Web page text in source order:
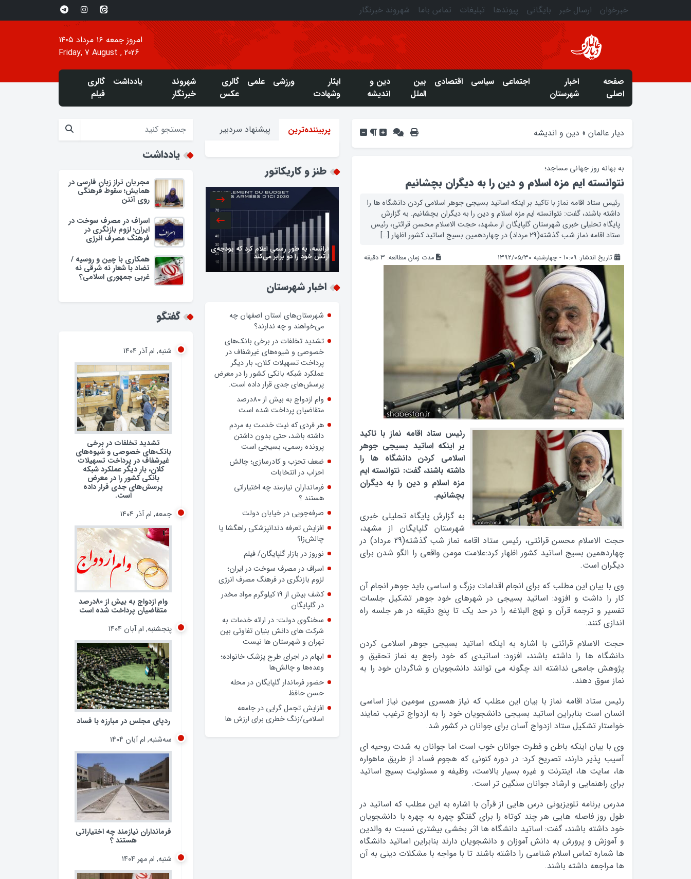
خبرخوان ارسال خبر بایگانی پیوندها تبلیغات تماس باما شهروند خبرنگار
امروز جمعه ۱۶ مرداد ۱۴۰۵
Friday, 7 August , 2026
صفحه
اصلی
اخبار
شهرستان
اجتماعی سیاسی اقتصادی
بین
الملل
دین و
اندیشه
ایثار
وشهادت
ورزشی علمی
گالری
عکس
شهروند
خبرنگار
یادداشت
گالری
فیلم
دیار عالمان » دین و اندیشه
به بهانه روز جهانی مساجد؛
نتوانسته ایم مزه اسلام و دین را به دیگران بچشانیم
رئیس ستاد اقامه نماز با تاکید بر اینکه اساتید بسیجی جوهر اسلامی کردن دانشگاه ها را
داشته باشند، گفت: نتوانسته ایم مزه اسلام و دین را به دیگران بچشانیم. به گزارش
پایگاه تحلیلی خبری شهرستان گلپایگان از مشهد، حجت الاسلام محسن قرائتی، رئیس
ستاد اقامه نماز شب گذشته(29 مرداد) در چهاردهمین بسیج اساتید کشور اظهار […]
تاریخ انتشار: ۱۰:۰۹ - چهارشنبه ۱۳۹۲/۰۵/۳۰ مدت زمان مطالعه: 3 دقیقه
رئیس ستاد اقامه نماز با تاکید
بر اینکه اساتید بسیجی جوهر
اسلامی کردن دانشگاه ها را
داشته باشند، گفت: نتوانسته ایم
مزه اسلام و دین را به دیگران
بچشانیم.
به گزارش پایگاه تحلیلی خبری
شهرستان گلپایگان از مشهد،
حجت الاسلام محسن قرائتی، رئیس ستاد اقامه نماز شب گذشته(29 مرداد) در
چهاردهمین بسیج اساتید کشور اظهار کرد:علامت مومن واقعی را الگو شدن برای
دیگران است.
وی با بیان این مطلب که برای انجام اقدامات بزرگ و اساسی باید جوهر انجام آن
کار را داشت و افزود: اساتید بسیجی در شهرهای خود جوهر تشکیل جلسات
تفسیر و ترجمه قرآن و نهج البلاغه را در حد یک تا پنج دقیقه در هر جلسه راه
اندازی کنند.
حجت الاسلام قرائتی با اشاره به اینکه اساتید بسیجی جوهر اسلامی کردن
دانشگاه ها را داشته باشند، افزود: اساتیدی که خود راجع به نماز تحقیق و
پژوهش جامعی نداشته اند چگونه می توانند دانشجویان و شاگردان خود را به
نماز سوق دهند.
رئیس ستاد اقامه نماز با بیان این مطلب که نیاز همسری سومین نیاز اساسی
انسان است بنابراین اساتید بسیجی دانشجویان خود را به ازدواج ترغیب نمایند
خواستار تشکیل ستاد ازدواج آسان برای جوانان در کشور شد.
وی با بیان اینکه باطن و فطرت جوانان خوب است اما جوانان به شدت روحیه ای
آسیب پذیر دارند، تصریح کرد: در دوره کنونی که هجوم فساد از طریق ماهواره
ها، سایت ها، اینترنت و غیره بسیار بالاست، وظیفه و مسئولیت بسیج اساتید
برای راهنمایی و ارشاد جوانان سنگین تر است.
مدرس برنامه تلویزیونی درس هایی از قرآن با اشاره به این مطلب که اساتید در
طول روز فاصله هایی هر چند کوتاه را برای گفتگو چهره به چهره با دانشجویان
خود داشته باشند، گفت: اساتید دانشگاه ها اثر بخشی بیشتری نسبت به والدین
و آموزش و پرورش به دانش آموزان و دانشجویان دارند بنابراین اساتید دانشگاه
ها شماره تماس اسلام شناسی را داشته باشند تا با مواجه با مشکلات دینی به آن
ها مراجعه داشته باشند.
پربیننده‌ترین پیشنهاد سردبیر
طنز و کاریکاتور
فرانسه، به طور رسمی اعلام کرد که بودجه‌ی
ارتش خود را دو برابر می‌کند
زن اگر خوب باشه یه زندگی حالش خوبه/
روز زن مبارک
اخبار شهرستان
شهرستان‌های استان اصفهان چه
می‌خواهند و چه ندارند؟
تشدید تخلفات در برخی بانک‌های
خصوصی و شیوه‌های غیرشفاف در
پرداخت تسهیلات کلان، بار دیگر
عملکرد شبکه بانکی کشور را در معرض
پرسش‌های جدی قرار داده است.
وام ازدواج به بیش از 80درصد
متقاضیان پرداخت شده است
هر فردی که نیت خدمت به مردم
داشته باشد، حتی بدون داشتن
پرونده رسمی، بسیجی است
ضعف تحزب و کادرسازی؛ چالش
احزاب در انتخابات
فرمانداران نیازمند چه اختیاراتی
هستند ؟
صرفه‌جویی در خیابان دولت
افزایش تعرفه دندانپزشکی راهگشا یا
چالش‌زا؟
نوروز در بازار گلپایگان/ فیلم
اسراف در مصرف سوخت در ایران؛
لزوم بازنگری در فرهنگ مصرف انرژی
کشف بیش از ۱۹ کیلوگرم مواد مخدر
در گلپایگان
سخنگوی دولت: در ارائه خدمات به
شرکت های دانش بنیان تفاوتی بین
تهران و شهرستان ها نیست
ابهام در اجرای طرح پزشک خانواده؛
وعده‌ها و چالش‌ها
حضور فرماندار گلپایگان در محله
حسن حافظ
افزایش تجمل گرایی در جامعه
یادداشت
مجریان تراز زبان فارسی در
همایش؛ سقوط فرهنگی
روی آنتن
اسراف در مصرف سوخت در
ایران؛ لزوم بازنگری در
فرهنگ مصرف انرژی
همکاری با چین و روسیه /
تضاد با شعار نه شرقی نه
غربی جمهوری اسلامی؟
گفتگو
شنبه, ام آذر ۱۴۰۴
تشدید تخلفات در برخی
بانک‌های خصوصی و شیوه‌های
غیرشفاف در پرداخت تسهیلات
کلان، بار دیگر عملکرد شبکه
بانکی کشور را در معرض
پرسش‌های جدی قرار داده
است.
جمعه, ام آذر ۱۴۰۴
وام ازدواج به بیش از 80درصد
متقاضیان پرداخت شده است
پنجشنبه, ام آبان ۱۴۰۴
ردپای مجلس در مبارزه با فساد
سه‌شنبه, ام آبان ۱۴۰۴
فرمانداران نیازمند چه اختیاراتی
هستند ؟
شنبه, ام مهر ۱۴۰۴